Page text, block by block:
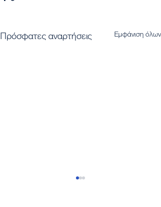
Πρόσφατες αναρτήσεις Εμφάνιση όλων